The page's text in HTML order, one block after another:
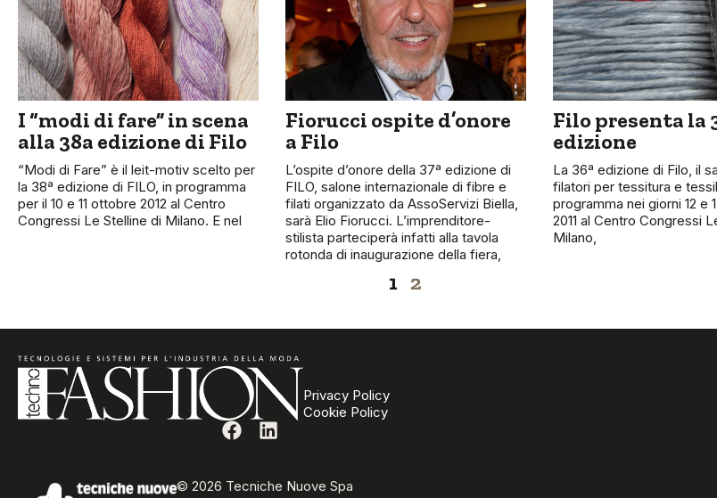
I “modi di fare” in scena
alla 38a edizione di Filo
“Modi di Fare” è il leit-motiv scelto per
la 38ª edizione di FILO, in programma
per il 10 e 11 ottobre 2012 al Centro
Congressi Le Stelline di Milano. E nel
Fiorucci ospite d’onore
a Filo
L’ospite d’onore della 37ª edizione di
FILO, salone internazionale di fibre e
filati organizzato da AssoServizi Biella,
sarà Elio Fiorucci. L’imprenditore-
stilista parteciperà infatti alla tavola
rotonda di inaugurazione della fiera,
Filo presenta la
edizione
La 36ª edizione di Filo, il
filatori per tessitura e
programma nei giorni 12 e
2011 al Centro Congressi
Milano,
1 2
Privacy Policy
Cookie Policy
© 2026 Tecniche Nuove Spa